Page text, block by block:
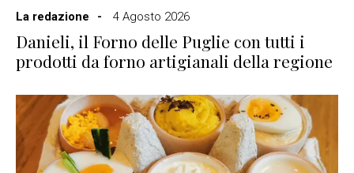
La redazione
4 Agosto 2026
Danieli, il Forno delle Puglie con tutti i
prodotti da forno artigianali della regione